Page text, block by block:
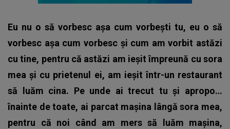
Eu nu o să vorbesc așa cum vorbești tu, eu o să
vorbesc așa cum vorbesc și cum am vorbit astăzi
cu tine, pentru că astăzi am ieșit împreună cu sora
mea și cu prietenul ei, am ieșit într-un restaurant
să luăm cina. Pe unde ai trecut tu și apropo…
înainte de toate, ai parcat mașina lângă sora mea,
pentru că noi când am mers să luăm mașina,